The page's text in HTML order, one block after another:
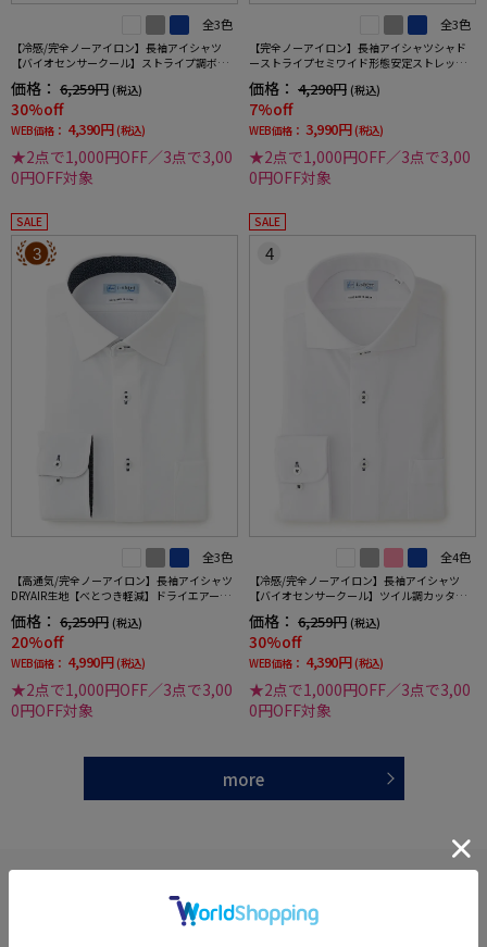
全3色
【冷感/完全ノーアイロン】長袖アイシャツ
【バイオセンサークール】ストライプ調ボタ
ンダウンストライプ形態安定ストレッチ防汚
効果吸汗速乾ワイシャツ春夏
価格： 6,259円 (税込)
30%off
WEB価格： 4,390円 (税込)
★2点で1,000円OFF／3点で3,00
0円OFF対象
全3色
【完全ノーアイロン】長袖アイシャツシャド
ーストライプセミワイド形態安定ストレッチ
吸汗速乾ワイシャツ通年
価格： 4,290円 (税込)
7%off
WEB価格： 3,990円 (税込)
★2点で1,000円OFF／3点で3,00
0円OFF対象
SALE
3
全3色
【高通気/完全ノーアイロン】長袖アイシャツ
DRYAIR生地【べとつき軽減】ドライエアース
トライプ調セミワイド別布ストライプ形態安
定ストレッチ防汚効果吸汗速乾ワイシャツ春
夏
価格： 6,259円 (税込)
20%off
WEB価格： 4,990円 (税込)
★2点で1,000円OFF／3点で3,00
0円OFF対象
SALE
4
全4色
【冷感/完全ノーアイロン】長袖アイシャツ
【バイオセンサークール】ツイル調カッタウ
ェイ織柄無地形態安定ストレッチ防汚効果吸
汗速乾ワイシャツ春夏
価格： 6,259円 (税込)
30%off
WEB価格： 4,390円 (税込)
★2点で1,000円OFF／3点で3,00
0円OFF対象
more
あなたへのおすすめ
RECOMMEND ITEM